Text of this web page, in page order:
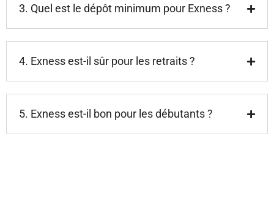
3. Quel est le dépôt minimum pour Exness ?
4. Exness est-il sûr pour les retraits ?
5. Exness est-il bon pour les débutants ?